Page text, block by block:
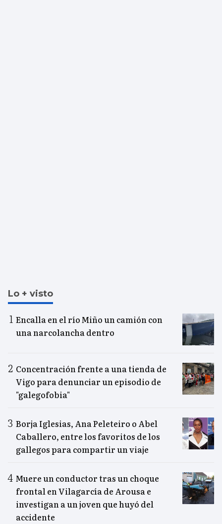
Lo + visto
Encalla en el río Miño un camión con
una narcolancha dentro
Concentración frente a una tienda de
Vigo para denunciar un episodio de
"galegofobia"
Borja Iglesias, Ana Peleteiro o Abel
Caballero, entre los favoritos de los
gallegos para compartir un viaje
Muere un conductor tras un choque
frontal en Vilagarcía de Arousa e
investigan a un joven que huyó del
accidente